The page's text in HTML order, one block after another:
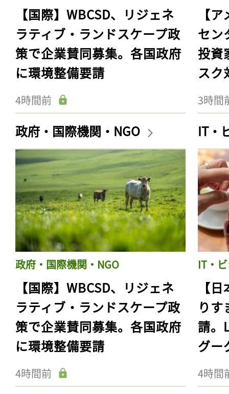
【国際】WBCSD、リジェネ
ラティブ・ランドスケープ政
策で企業賛同募集。各国政府
に環境整備要請
4時間前
【
セン
投資
スク
3時間
政府・国際機関・NGO
政府・国際機関・NGO
【国際】WBCSD、リジェネ
ラティブ・ランドスケープ政
策で企業賛同募集。各国政府
に環境整備要請
4時間前
IT・
IT・
【
り
請。
グー
4時間